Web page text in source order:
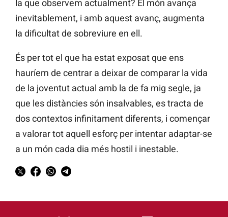
la que observem actualment? El món avança
inevitablement, i amb aquest avanç, augmenta
la dificultat de sobreviure en ell.
És per tot el que ha estat exposat que ens
hauríem de centrar a deixar de comparar la vida
de la joventut actual amb la de fa mig segle, ja
que les distàncies són insalvables, es tracta de
dos contextos infinitament diferents, i començar
a valorar tot aquell esforç per intentar adaptar-se
a un món cada dia més hostil i inestable.